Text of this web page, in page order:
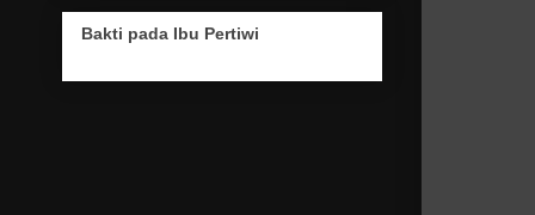
Bakti pada Ibu Pertiwi